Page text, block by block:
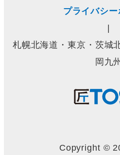
プライバシ
札幌北海道・東京・茨城
岡九州
Copyright ©